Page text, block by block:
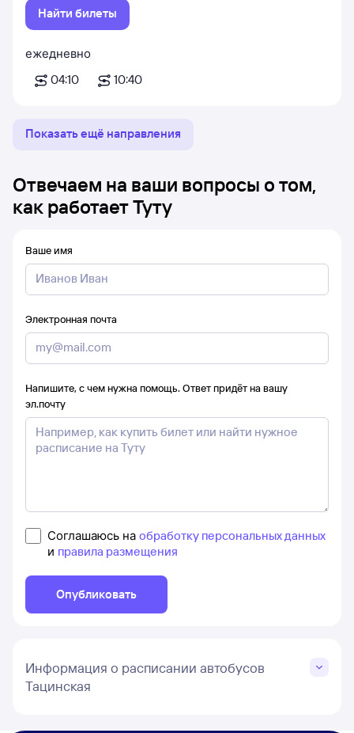
Найти билеты
ежедневно
04:10
10:40
Показать ещё направления
Отвечаем на ваши вопросы о том,
как работает Туту
Ваше имя
Электронная почта
Напишите, с чем нужна помощь. Ответ придёт на вашу
эл.почту
Соглашаюсь на обработку персональных данных
и правила размещения
Опубликовать
Информация о расписании автобусов
Тацинская